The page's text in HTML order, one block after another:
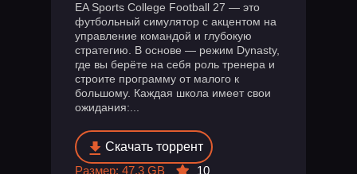
EA Sports College Football 27 — это
футбольный симулятор с акцентом на
управление командой и глубокую
стратегию. В основе — режим Dynasty,
где вы берёте на себя роль тренера и
строите программу от малого к
большому. Каждая школа имеет свои
ожидания:...
Скачать торрент
Размер: 47.3 GB
10